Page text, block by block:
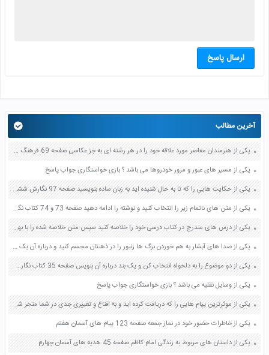
ارسال پاسخ
آخرین مطالب
یکی از هنرمندان معاصر مورد علاقه خود را در هر رشته ای به جز عکاسی صفحه 69 فرهنگ و هنر نهم
یکی از مسیر های عبور و مرور خودروها می باشد ؟ بازی خواستگاری جواب پاسخ
یکی از حکایت هایی را که تا به حال شنیده اید به زبان ساده بنویسید صفحه 97 نگارش ششم دبستان
یکی از متن های ناتمام زیر را انتخاب کنید و نوشته را ادامه دهید صفحه 73 و 74 کتاب نگارش فارسی پنجم دبستان
یکی از درس های مندرج در کتاب درسی خود را خلاصه کنید سپس متن خلاصه شده را با بهره گیری از روش های دسته بندی نمودار جدول نقشه مفهومی نشان دهید صفحه 118 نگارش یازدهم
یکی از صدا های آبشار به هم خوردن برگ ها زنبور را در ذهنتان مجسم کنید و درباره آن یک بند بنویسید صفحه 11 نگارش پنجم
یکی از دو موضوع را به دلخواه انتخاب کن و یک بند درباره آن بنویس صفحه 35 کتاب نگارش فارسی سوم
یکی از وسایل نقلیه می باشد ؟ بازی خواستگاری جواب پاسخ
یکی از موثرترین پیام هایی را که دریافت کرده اید و به اقناع و تغییری جدی در شما منجر شده است برسی کنید و علت این تاثیر گذاری قابل توجه را بنویسید صفحه 52 تفکر و سواد رسانه ای دهم
یکی از خاطرات حضور خود در نماز جمعه صفحه 123 پیام های آسمان هفتم
یکی از داستان های مربوط به زندگی امام کاظم صفحه 45 هدیه های آسمان چهارم